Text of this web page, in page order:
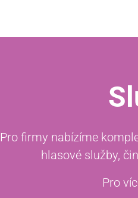
Pro firmy nabízíme
hlasové služby,
Pro